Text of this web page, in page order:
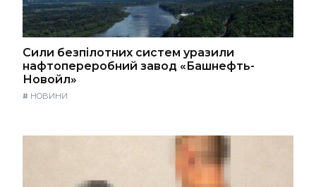
Сили безпілотних систем уразили
нафтопереробний завод «Башнефть-
Новойл»
# НОВИНИ